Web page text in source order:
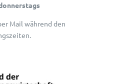
Mail während den